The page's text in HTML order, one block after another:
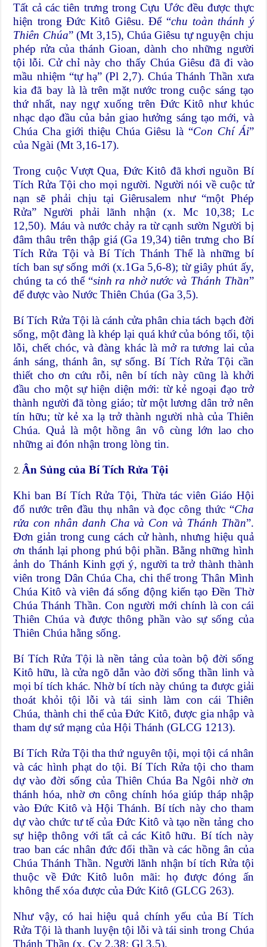
Tất cả các tiên trưng trong Cựu Ước đều được thực
hiện trong Đức Kitô Giêsu. Để “chu toàn thánh ý
Thiên Chúa” (Mt 3,15), Chúa Giêsu tự nguyện chịu
phép rửa của thánh Gioan, dành cho những người
tội lỗi. Cử chỉ này cho thấy Chúa Giêsu đã đi vào
mầu nhiệm “tự hạ” (Pl 2,7). Chúa Thánh Thần xưa
kia đã bay là là trên mặt nước trong cuộc sáng tạo
thứ nhất, nay ngự xuống trên Đức Kitô như khúc
nhạc dạo đầu của bản giao hưởng sáng tạo mới, và
Chúa Cha giới thiệu Chúa Giêsu là “Con Chí Ái”
của Ngài (Mt 3,16-17).
Trong cuộc Vượt Qua, Đức Kitô đã khơi nguồn Bí
Tích Rửa Tội cho mọi người. Người nói về cuộc tử
nạn sẽ phải chịu tại Giêrusalem như “một Phép
Rửa” Người phải lãnh nhận (x. Mc 10,38; Lc
12,50). Máu và nước chảy ra từ cạnh sườn Người bị
đâm thâu trên thập giá (Ga 19,34) tiên trưng cho Bí
Tích Rửa Tội và Bí Tích Thánh Thể là những bí
tích ban sự sống mới (x.1Ga 5,6-8); từ giây phút ấy,
chúng ta có thể “sinh ra nhờ nước và Thánh Thần”
để được vào Nước Thiên Chúa (Ga 3,5).
Bí Tích Rửa Tội là cánh cửa phân chia tách bạch đời
sống, một đàng là khép lại quá khứ của bóng tối, tội
lỗi, chết chóc, và đàng khác là mở ra tương lai của
ánh sáng, thánh ân, sự sống. Bí Tích Rửa Tội cần
thiết cho ơn cứu rỗi, nên bí tích này cũng là khởi
đầu cho một sự hiện diện mới: từ kẻ ngoại đạo trở
thành người đã tòng giáo; từ một lương dân trở nên
tín hữu; từ kẻ xa lạ trở thành người nhà của Thiên
Chúa. Quả là một hồng ân vô cùng lớn lao cho
những ai đón nhận trong lòng tin.
Ân Sủng của Bí Tích Rửa Tội
Khi ban Bí Tích Rửa Tội, Thừa tác viên Giáo Hội
đổ nước trên đầu thụ nhân và đọc công thức “Cha
rửa con nhân danh Cha và Con và Thánh Thần”.
Đơn giản trong cung cách cử hành, nhưng hiệu quả
ơn thánh lại phong phú bội phần. Bằng những hình
ảnh do Thánh Kinh gợi ý, người ta trở thành thành
viên trong Dân Chúa Cha, chi thể trong Thân Mình
Chúa Kitô và viên đá sống động kiến tạo Đền Thờ
Chúa Thánh Thần. Con người mới chính là con cái
Thiên Chúa và được thông phần vào sự sống của
Thiên Chúa hằng sống.
Bí Tích Rửa Tội là nền tảng của toàn bộ đời sống
Kitô hữu, là cửa ngõ dẫn vào đời sống thần linh và
mọi bí tích khác. Nhờ bí tích này chúng ta được giải
thoát khỏi tội lỗi và tái sinh làm con cái Thiên
Chúa, thành chi thể của Đức Kitô, được gia nhập và
tham dự sứ mạng của Hội Thánh (GLCG 1213).
Bí Tích Rửa Tội tha thứ nguyên tội, mọi tội cá nhân
và các hình phạt do tội. Bí Tích Rửa tội cho tham
dự vào đời sống của Thiên Chúa Ba Ngôi nhờ ơn
thánh hóa, nhờ ơn công chính hóa giúp tháp nhập
vào Đức Kitô và Hội Thánh. Bí tích này cho tham
dự vào chức tư tế của Đức Kitô và tạo nền tảng cho
sự hiệp thông với tất cả các Kitô hữu. Bí tích này
trao ban các nhân đức đối thần và các hồng ân của
Chúa Thánh Thần. Người lãnh nhận bí tích Rửa tội
thuộc về Đức Kitô luôn mãi: họ được đóng ấn
không thể xóa được của Đức Kitô (GLCG 263).
Như vậy, có hai hiệu quả chính yếu của Bí Tích
Rửa Tội là thanh luyện tội lỗi và tái sinh trong Chúa
Thánh Thần (x. Cv 2,38; Gl 3,5).